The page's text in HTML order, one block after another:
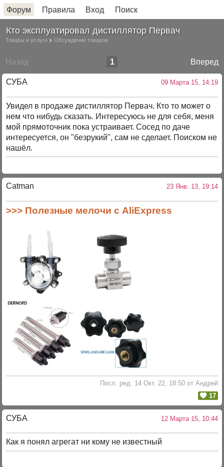
Форум Правила Вход Поиск
Кто эксплуатировал дистиллятор Первач
Товары и услуги Обсуждение товаров
Назад Вперед
1
СУБА 09 Марта 15, 14:19
Увидел в продаже дистиллятор Первач. Кто то может о
нем что нибудь сказать. Интересуюсь не для себя, меня
мой прямоточник пока устраивает. Сосед по даче
интересуется, он "безрукий", сам не сделает. Поиском не
нашёл.
Catman 23 Янв. 13, 19:14
>>> Полезные мелочи с AliExpress
Посл. ред. 14 Окт. 22, 18:50 от Андрей
17
СУБА 12 Марта 15, 10:44
Как я понял агрегат ни кому не известный